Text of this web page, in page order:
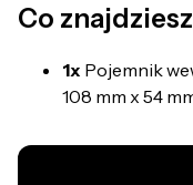
Co
1x Pojemnik
108 mm x 54